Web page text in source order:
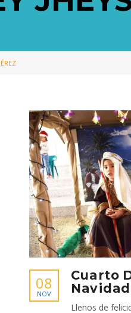
Cuarto
Navidad
08
NOV
Llenos de